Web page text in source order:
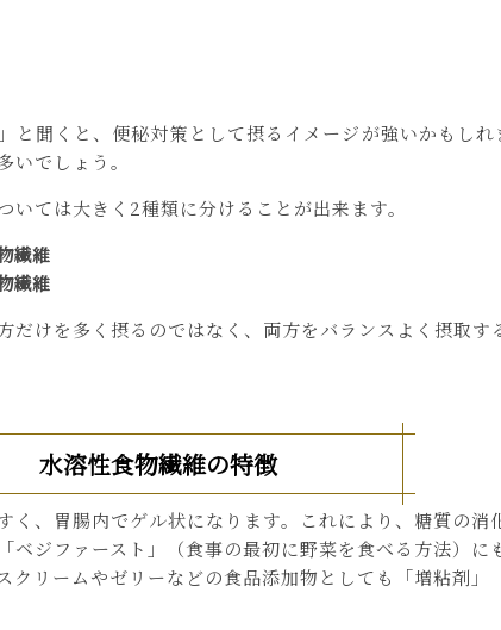
」と聞くと、便秘対策として摂るイメージが強いかもし
いでしょう。
いては大きく2種類に分けることが出来ます。
繊維
繊維
だけを多く摂るのではなく、両方をバランスよく摂取す
水溶性食物繊維の特徴
く、胃腸内でゲル状になります。これにより、糖質の
ベジファースト」（食事の最初に野菜を食べる方法）に
クリームやゼリーなどの食品添加物としても「増粘剤」